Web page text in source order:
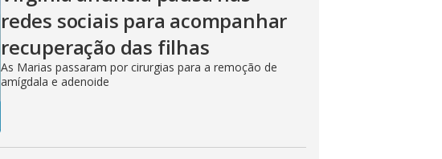
redes sociais para acompanhar
recuperação das filhas
As Marias passaram por cirurgias para a remoção de
amígdala e adenoide